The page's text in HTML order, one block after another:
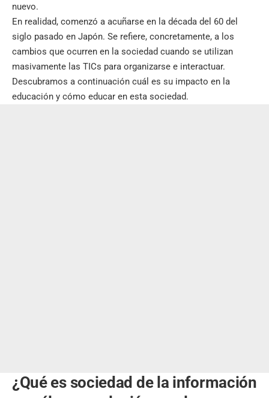
nuevo.
En realidad, comenzó a acuñarse en la década del 60 del
siglo pasado en Japón. Se refiere, concretamente, a los
cambios que ocurren en la sociedad cuando se utilizan
masivamente las TICs para organizarse e interactuar.
Descubramos a continuación cuál es su impacto en la
educación y cómo educar en esta sociedad.
¿Qué es sociedad de la información